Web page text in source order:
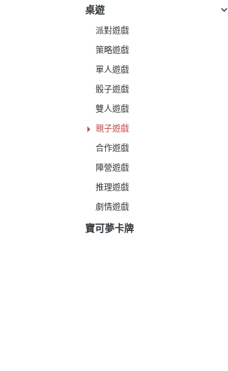
桌遊
派對遊戲
策略遊戲
單人遊戲
骰子遊戲
雙人遊戲
親子遊戲
合作遊戲
陣營遊戲
推理遊戲
劇情遊戲
寶可夢卡牌